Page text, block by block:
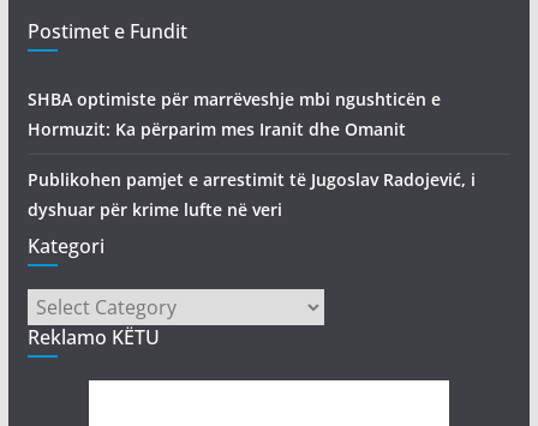
Postimet e Fundit
SHBA optimiste për marrëveshje mbi ngushticën e
Hormuzit: Ka përparim mes Iranit dhe Omanit
Publikohen pamjet e arrestimit të Jugoslav Radojević, i
dyshuar për krime lufte në veri
Kategori
Kategori
Reklamo KËTU